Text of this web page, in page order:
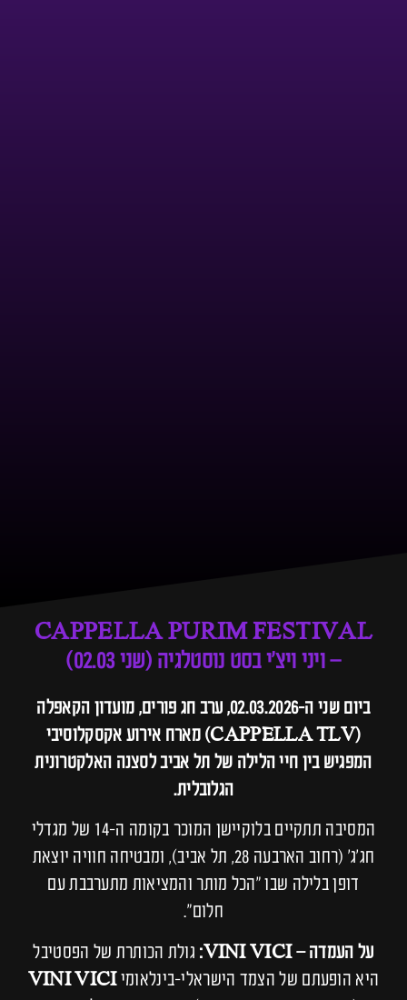
CAPPELLA PURIM FESTIVAL
– ויני ויצ'י בסט נוסטלגיה (שני 02.03)
ביום שני ה-02.03.2026, ערב חג פורים, מועדון הקאפלה
(CAPPELLA TLV) מארח אירוע אקסקלוסיבי
המפגיש בין חיי הלילה של תל אביב לסצנה האלקטרונית
הגלובלית.
המסיבה תתקיים בלוקיישן המוכר בקומה ה-14 של מגדלי
חג'ג' (רחוב הארבעה 28, תל אביב), ומבטיחה חוויה יוצאת
דופן בלילה שבו "הכל מותר והמציאות מתערבבת עם
חלום".
על העמדה – VINI VICI:
גולת הכותרת של הפסטיבל
היא הופעתם של הצמד הישראלי-בינלאומיVINI VICI